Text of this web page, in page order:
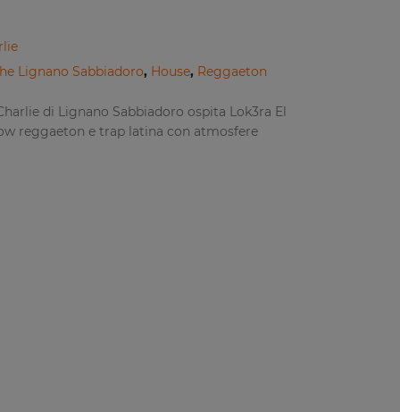
Lignano Sabbiadoro, House, Reggaeton
di Lignano Sabbiadoro ospita Lok3ra El
reggaeton e trap latina con atmosfere